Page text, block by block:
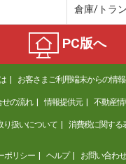
倉庫/トラ
PC版へ
お客さまご利用端末からの情
の流れ 情報提供元 不動産
り扱いについて 消費税に関する
ポリシー ヘルプ お問い合わせ